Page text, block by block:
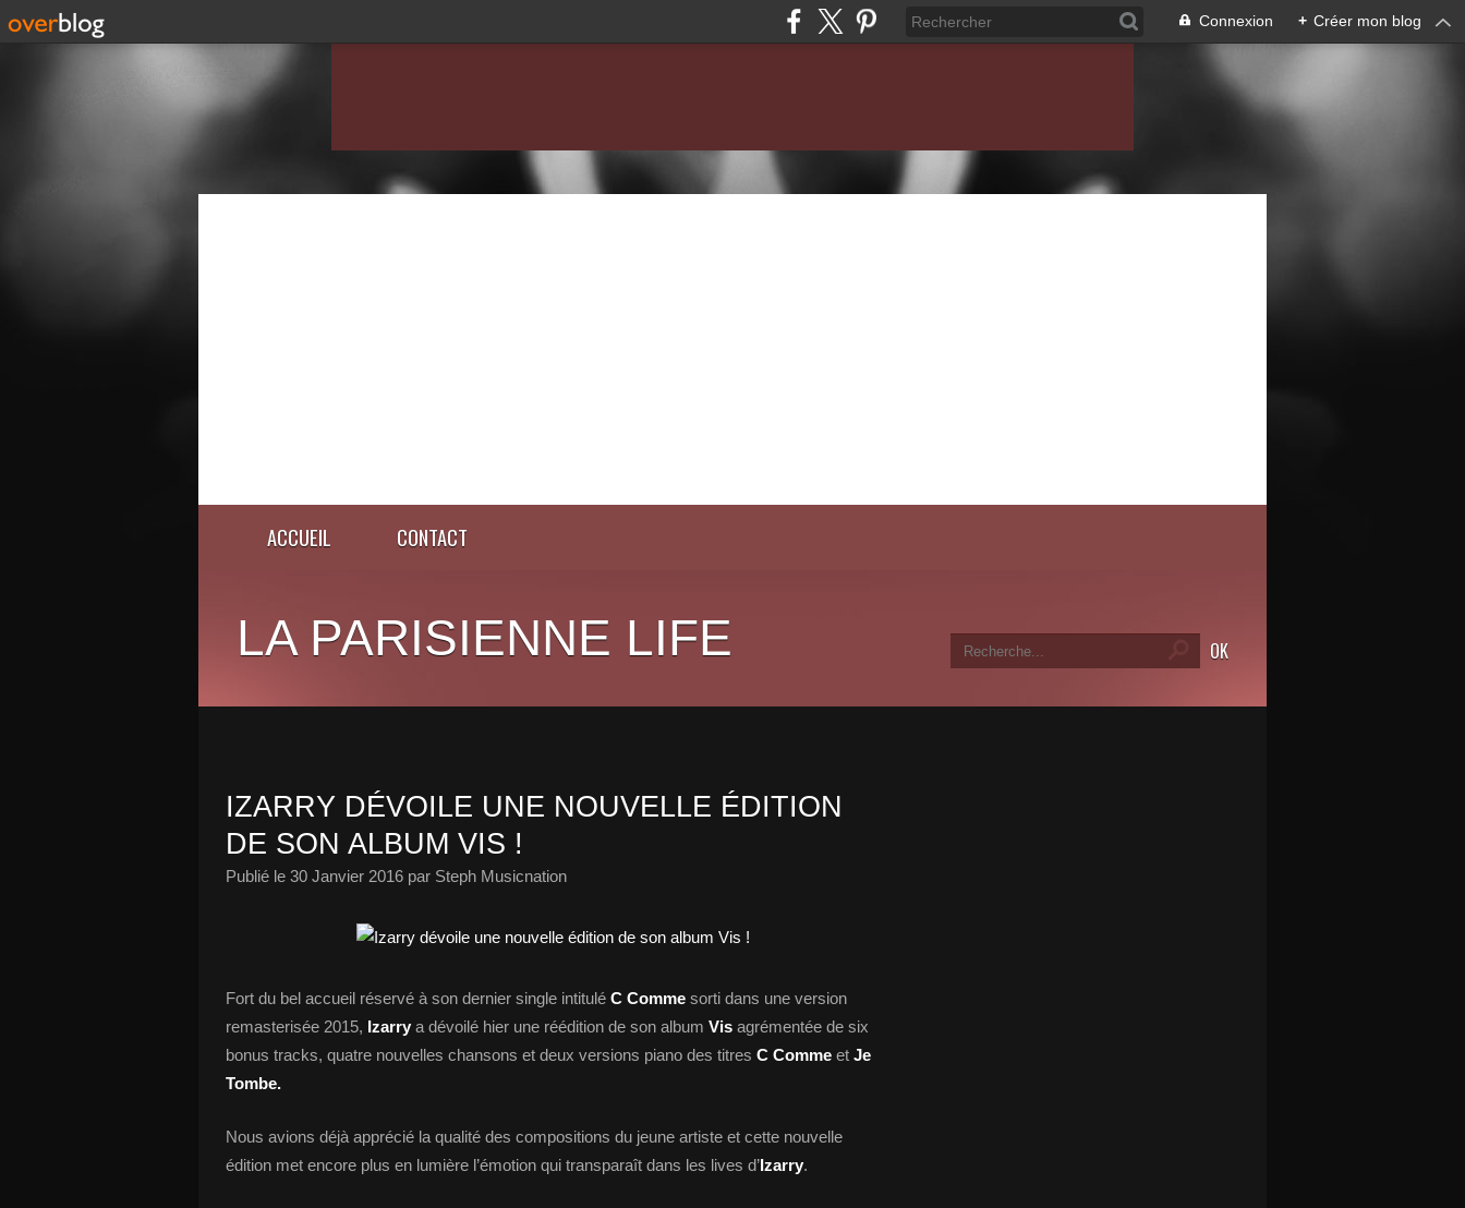
Connexion + Créer mon blog
ACCUEIL CONTACT
LA PARISIENNE LIFE
IZARRY DÉVOILE UNE NOUVELLE ÉDITION
DE SON ALBUM VIS !
Publié le 30 Janvier 2016 par Steph Musicnation
Fort du bel accueil réservé à son dernier single intitulé C Comme sorti dans une version
remasterisée 2015, Izarry a dévoilé hier une réédition de son album Vis agrémentée de six
bonus tracks, quatre nouvelles chansons et deux versions piano des titres C Comme et Je
Tombe.
Nous avions déjà apprécié la qualité des compositions du jeune artiste et cette nouvelle
édition met encore plus en lumière l’émotion qui transparaît dans les lives d’Izarry.